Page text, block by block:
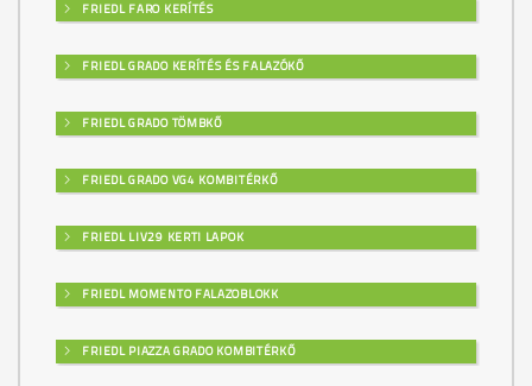
FRIEDL FARO KERÍTÉS
FRIEDL GRADO KERÍTÉS ÉS FALAZÓKŐ
FRIEDL GRADO TÖMBKŐ
FRIEDL GRADO VG4 KOMBITÉRKŐ
FRIEDL LIV29 KERTI LAPOK
FRIEDL MOMENTO FALAZOBLOKK
FRIEDL PIAZZA GRADO KOMBITÉRKŐ